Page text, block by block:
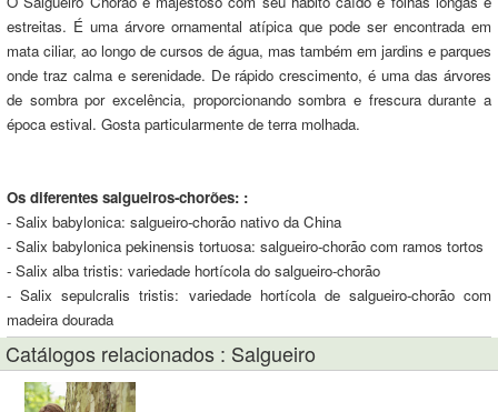
estreitas. É uma árvore ornamental atípica que pode ser encontrada em
mata ciliar, ao longo de cursos de água, mas também em jardins e parques
onde traz calma e serenidade. De rápido crescimento, é uma das árvores
de sombra por excelência, proporcionando sombra e frescura durante a
época estival. Gosta particularmente de terra molhada.
Os diferentes salgueiros-chorões: :
- Salix babylonica: salgueiro-chorão nativo da China
- Salix babylonica pekinensis tortuosa: salgueiro-chorão com ramos tortos
- Salix alba tristis: variedade hortícola do salgueiro-chorão
- Salix sepulcralis tristis: variedade hortícola de salgueiro-chorão com
madeira dourada
Catálogos relacionados : Salgueiro